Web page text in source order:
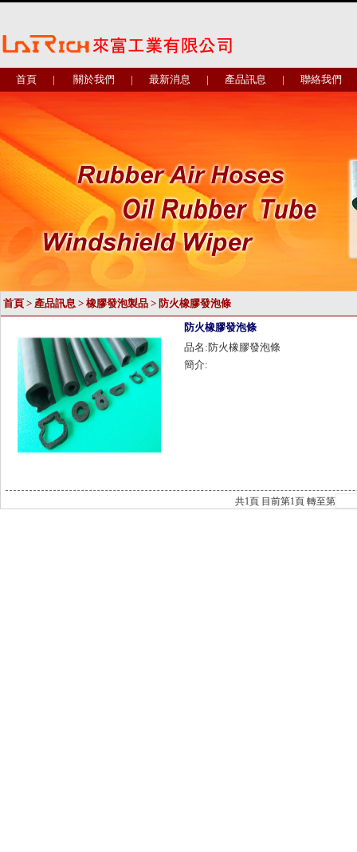
首頁 | 關於我們 | 最新消息 | 產品訊息 | 聯絡我們
首頁 > 產品訊息 > 橡膠發泡製品 > 防火橡膠發泡條
防火橡膠發泡條
品名:防火橡膠發泡條
簡介:
共1頁 目前第1頁 轉至第